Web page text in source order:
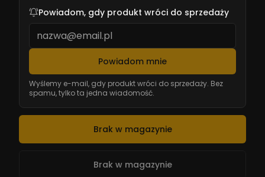
Powiadom, gdy produkt wróci do sprzedaży
Powiadom mnie
Wyślemy e-mail, gdy produkt wróci do sprzedaży. Bez
spamu, tylko ta jedna wiadomość.
Brak w magazynie
Brak w magazynie